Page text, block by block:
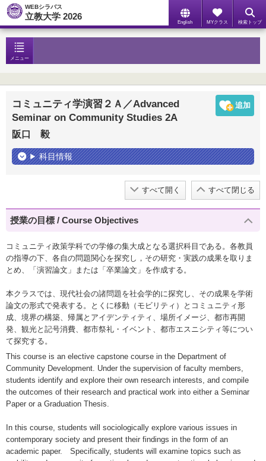
WEBシラバス
立教大学 2026
English MYクラス 検索トップ
メニュー
コミュニティ学演習２Ａ／Advanced
Seminar on Community Studies 2A
阪口 毅
科目情報
すべて開く すべて閉じる
授業の目標 / Course Objectives
コミュニティ政策学科での学修の集大成となる選択科目である。各教員
の指導の下、各自の問題関心を探究し，その研究・実践の成果を取りま
とめ、「演習論文」または「卒業論文」を作成する。
本クラスでは、現代社会の諸問題を社会学的に探究し、その成果を学術
論文の形式で発表する。とくに移動（モビリティ）とコミュニティ形
成、境界の構築、帰属とアイデンティティ、場所イメージ、都市再開
発、観光と記号消費、都市祭礼・イベント、都市エスニシティ等につい
て探究する。
This course is an elective capstone course in the Department of
Community Development. Under the supervision of faculty members,
students identify and explore their own research interests, and compile
the outcomes of their research and practical work into either a Seminar
Paper or a Graduation Thesis.
In this course, students will sociologically explore various issues in
contemporary society and present their findings in the form of an
academic paper. Specifically, students will examine topics such as